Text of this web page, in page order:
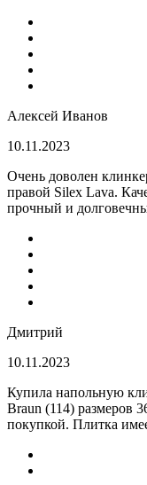
Алексей Иванов
10.11.2023
Очень доволен
правой Silex Lava.
прочный и
Дмитрий
10.11.2023
Купила напольную
Braun (114) размеров
покупкой. Плитка